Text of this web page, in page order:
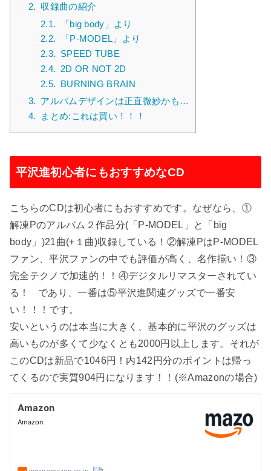
2. 収録曲の紹介
2.1.
「big body」より
2.2.
「P-MODEL」より
2.3. SPEED TUBE
2.4. 2D OR NOT 2D
2.5. BURNING BRAIN
3. アルバムデザインは正直微妙かも…
4.
まとめ:これは買い！！！
平沢進初心者にもおすすめなCD
こちらのCDは初心者にもおすすめです。なぜなら、①
解凍Pのアルバム２作品分(「P-MODEL」と「big
body」)21曲(+１曲)収録している！②解凍PはP-MODEL
ファン、平沢ファンの中でも評価が高く、名作揃い！③
完全テクノで加速的！！④デジタルリマスターされてい
る！
であり、一番は⑤平沢進関連グッズで一番安
い！！！です。
安いというのは本当に大きく、基本的に平沢のグッズは
高いものが多くて少なくとも2000円以上します。それが
このCDは新品で1046円！内142円分のポイントは帰っ
てくるので実質904円になります！！(※Amazonの場合)